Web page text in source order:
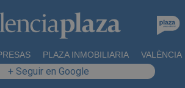
PLAZA INMOBILIARIA VALÈNCIA
+ Seguir en Google